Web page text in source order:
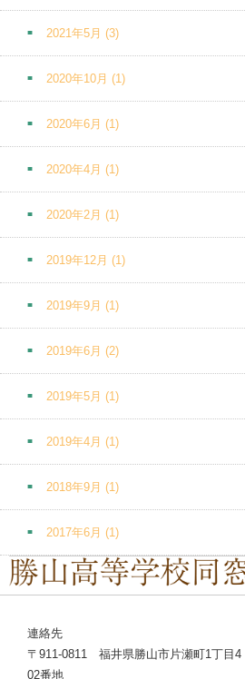
2021年5月 (3)
2020年10月 (1)
2020年6月 (1)
2020年4月 (1)
2020年2月 (1)
2019年12月 (1)
2019年9月 (1)
2019年6月 (2)
2019年5月 (1)
2019年4月 (1)
2018年9月 (1)
2017年6月 (1)
連絡先
〒911-0811 福井県勝山市片瀬町1丁目4
02番地